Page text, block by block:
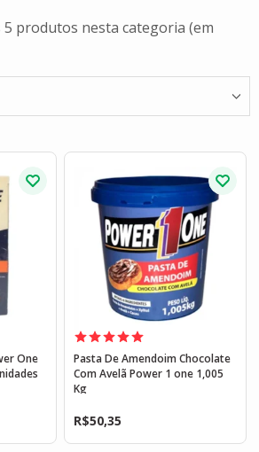
5 produtos nesta categoria (em
One
Pasta De Amendoim Chocolate
Com Avelã Power 1 one 1,005
Kg
R$50,35